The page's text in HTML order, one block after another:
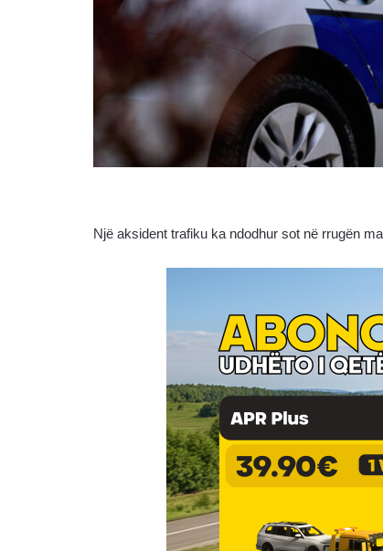
Një aksident trafiku ka ndodhur sot në rrugën